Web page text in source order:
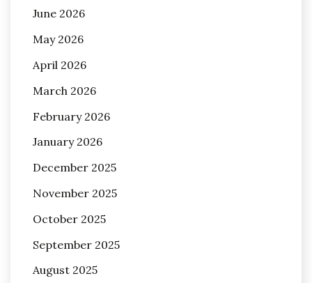
June 2026
May 2026
April 2026
March 2026
February 2026
January 2026
December 2025
November 2025
October 2025
September 2025
August 2025